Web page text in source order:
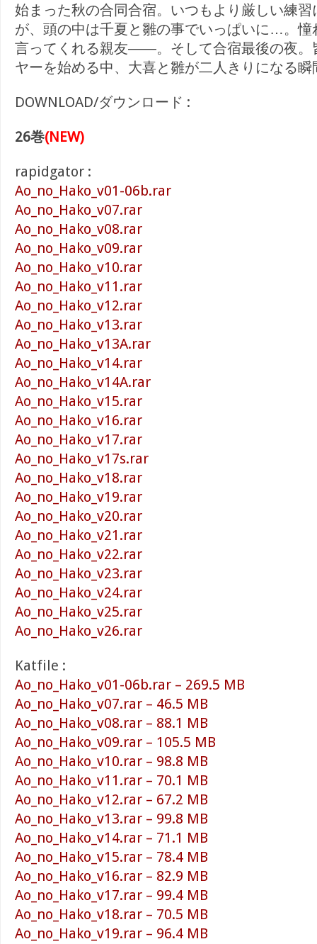
始まった秋の合同合宿。いつもより厳しい練
が、頭の中は千夏と雛の事でいっぱいに…。憧
言ってくれる親友――。そして合宿最後の夜。
ヤーを始める中、大喜と雛が二人きりになる
DOWNLOAD/ダウンロード :
26巻(NEW)
rapidgator :
Ao_no_Hako_v01-06b.rar
Ao_no_Hako_v07.rar
Ao_no_Hako_v08.rar
Ao_no_Hako_v09.rar
Ao_no_Hako_v10.rar
Ao_no_Hako_v11.rar
Ao_no_Hako_v12.rar
Ao_no_Hako_v13.rar
Ao_no_Hako_v13A.rar
Ao_no_Hako_v14.rar
Ao_no_Hako_v14A.rar
Ao_no_Hako_v15.rar
Ao_no_Hako_v16.rar
Ao_no_Hako_v17.rar
Ao_no_Hako_v17s.rar
Ao_no_Hako_v18.rar
Ao_no_Hako_v19.rar
Ao_no_Hako_v20.rar
Ao_no_Hako_v21.rar
Ao_no_Hako_v22.rar
Ao_no_Hako_v23.rar
Ao_no_Hako_v24.rar
Ao_no_Hako_v25.rar
Ao_no_Hako_v26.rar
Katfile :
Ao_no_Hako_v01-06b.rar – 269.5 MB
Ao_no_Hako_v07.rar – 46.5 MB
Ao_no_Hako_v08.rar – 88.1 MB
Ao_no_Hako_v09.rar – 105.5 MB
Ao_no_Hako_v10.rar – 98.8 MB
Ao_no_Hako_v11.rar – 70.1 MB
Ao_no_Hako_v12.rar – 67.2 MB
Ao_no_Hako_v13.rar – 99.8 MB
Ao_no_Hako_v14.rar – 71.1 MB
Ao_no_Hako_v15.rar – 78.4 MB
Ao_no_Hako_v16.rar – 82.9 MB
Ao_no_Hako_v17.rar – 99.4 MB
Ao_no_Hako_v18.rar – 70.5 MB
Ao_no_Hako_v19.rar – 96.4 MB